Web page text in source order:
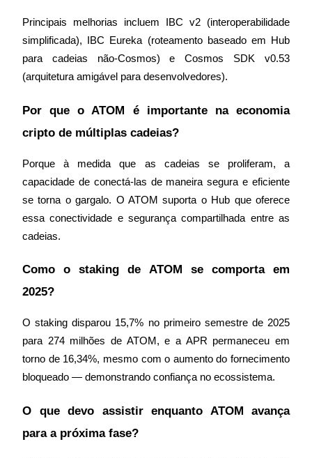
Principais melhorias incluem IBC v2 (interoperabilidade
simplificada), IBC Eureka (roteamento baseado em Hub
para cadeias não-Cosmos) e Cosmos SDK v0.53
(arquitetura amigável para desenvolvedores).
Por que o ATOM é importante na economia
cripto de múltiplas cadeias?
Porque à medida que as cadeias se proliferam, a
capacidade de conectá-las de maneira segura e eficiente
se torna o gargalo. O ATOM suporta o Hub que oferece
essa conectividade e segurança compartilhada entre as
cadeias.
Como o staking de ATOM se comporta em
2025?
O staking disparou 15,7% no primeiro semestre de 2025
para 274 milhões de ATOM, e a APR permaneceu em
torno de 16,34%, mesmo com o aumento do fornecimento
bloqueado — demonstrando confiança no ecossistema.
O que devo assistir enquanto ATOM avança
para a próxima fase?